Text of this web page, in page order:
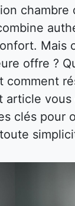
chambre
Mais
offre ?
comment
article vous
clés pour